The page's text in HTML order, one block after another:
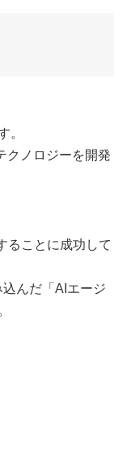
。
クノロジーを開発
ることに成功して
んだ「AIエージ